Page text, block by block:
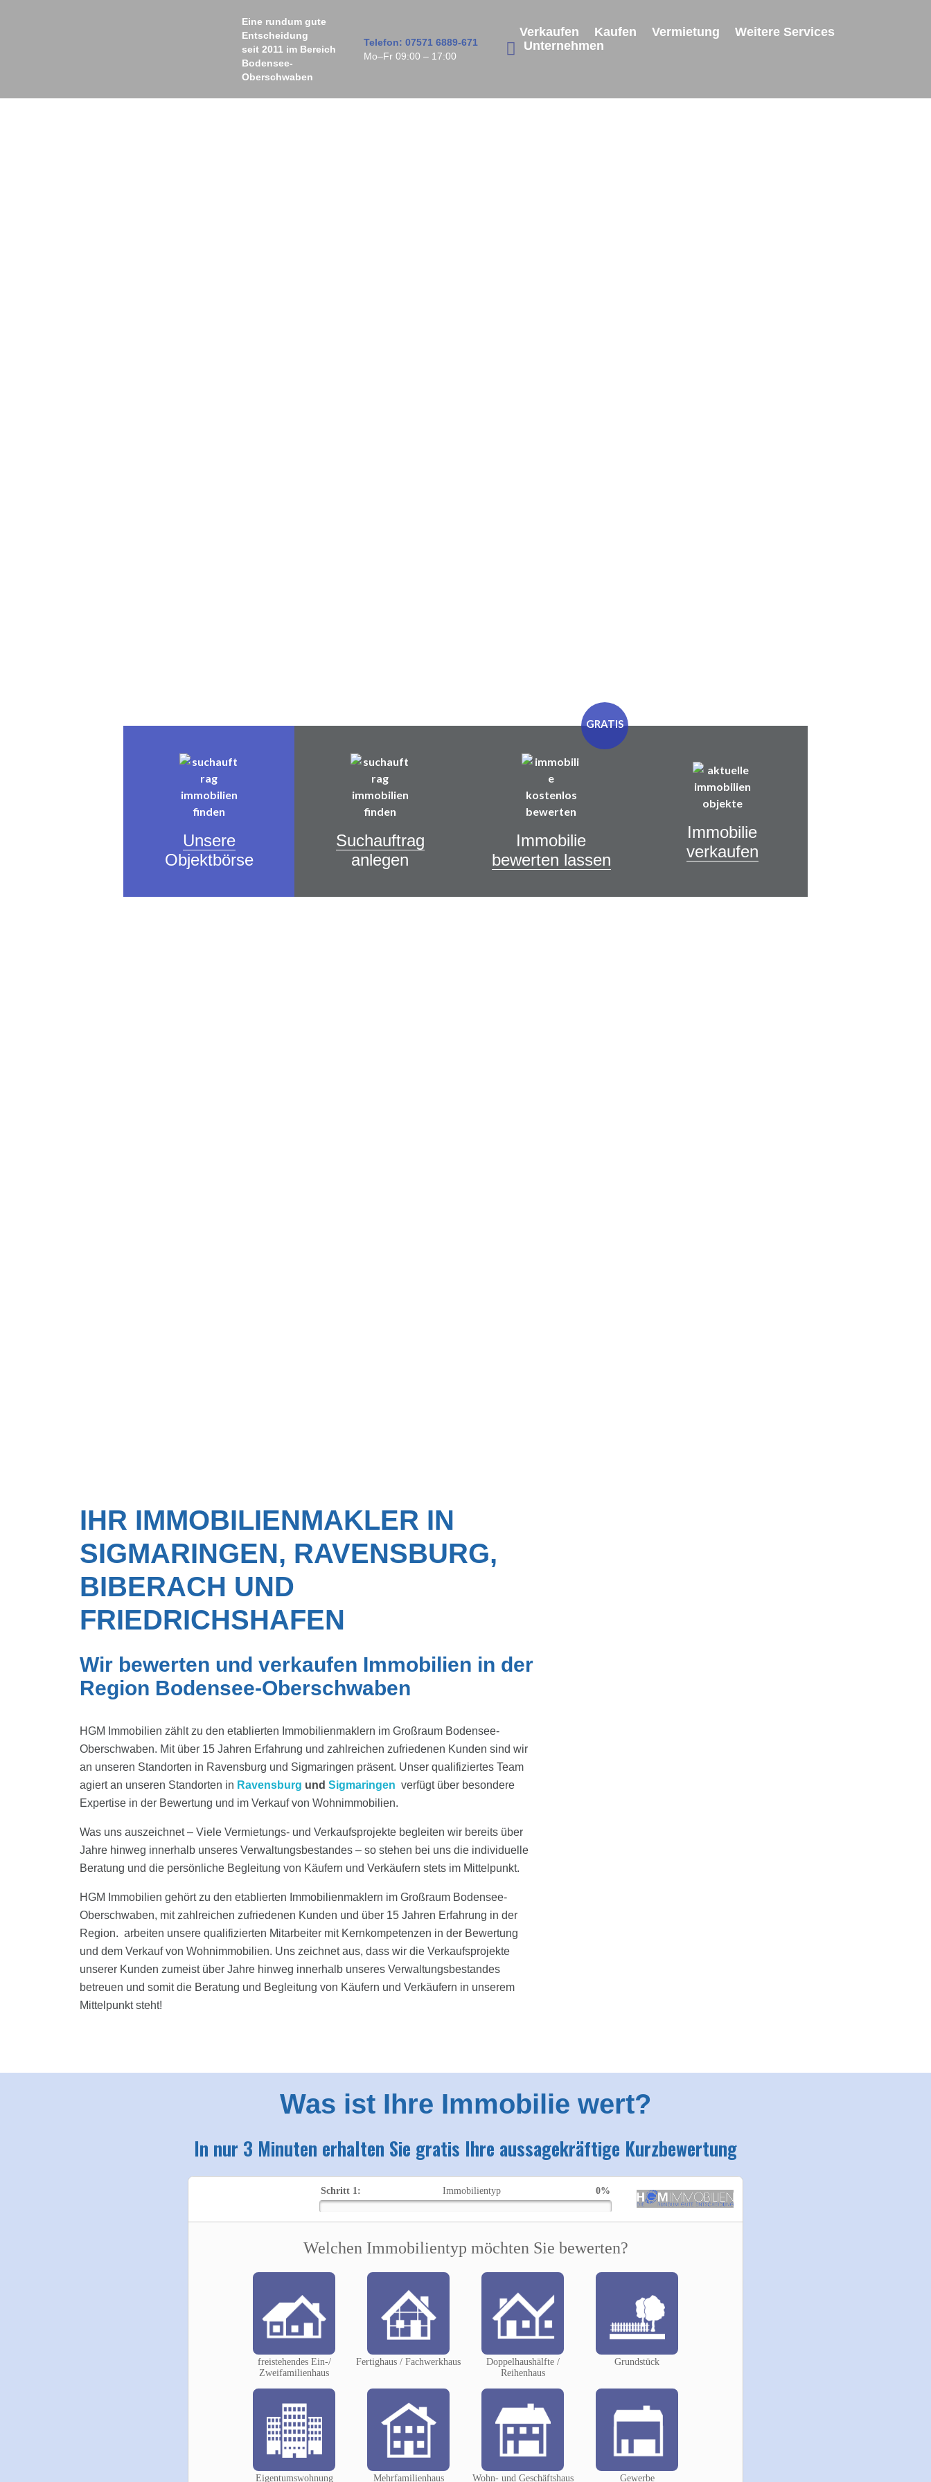
Eine rundum gute
Entscheidung
seit 2011 im Bereich
Bodensee-
Oberschwaben
Telefon: 07571 6889-671
Mo–Fr 09:00 – 17:00
Verkaufen Kaufen Vermietung
Weitere Services
Unternehmen
Unsere
Objektbörse
Suchauftrag
anlegen
Immobilie
bewerten lassen
Immobilie
verkaufen
IHR IMMOBILIENMAKLER IN
SIGMARINGEN, RAVENSBURG,
BIBERACH UND
FRIEDRICHSHAFEN
Wir bewerten und verkaufen Immobilien in der
Region Bodensee-Oberschwaben
HGM Immobilien zählt zu den etablierten Immobilienmaklern im Großraum Bodensee-
Oberschwaben. Mit über 15 Jahren Erfahrung und zahlreichen zufriedenen Kunden sind wir
an unseren Standorten in Ravensburg und Sigmaringen präsent. Unser qualifiziertes Team
agiert an unseren Standorten in Ravensburg und Sigmaringen verfügt über besondere
Expertise in der Bewertung und im Verkauf von Wohnimmobilien.
Was uns auszeichnet – Viele Vermietungs- und Verkaufsprojekte begleiten wir bereits über
Jahre hinweg innerhalb unseres Verwaltungsbestandes – so stehen bei uns die individuelle
Beratung und die persönliche Begleitung von Käufern und Verkäufern stets im Mittelpunkt.
HGM Immobilien gehört zu den etablierten Immobilienmaklern im Großraum Bodensee-
Oberschwaben, mit zahlreichen zufriedenen Kunden und über 15 Jahren Erfahrung in der
Region. arbeiten unsere qualifizierten Mitarbeiter mit Kernkompetenzen in der Bewertung
und dem Verkauf von Wohnimmobilien. Uns zeichnet aus, dass wir die Verkaufsprojekte
unserer Kunden zumeist über Jahre hinweg innerhalb unseres Verwaltungsbestandes
betreuen und somit die Beratung und Begleitung von Käufern und Verkäufern in unserem
Mittelpunkt steht!
Was ist Ihre Immobilie wert?
In nur 3 Minuten erhalten Sie gratis Ihre aussagekräftige Kurzbewertung